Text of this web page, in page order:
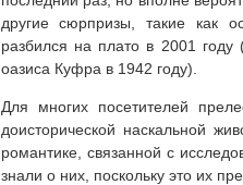
другие сюрпризы, такие как
разбился на плато в 2001
оазиса Куфра в 1942 году).
Для многих посетителей
доисторической наскальной
романтике, связанной с
знали о них, поскольку это их